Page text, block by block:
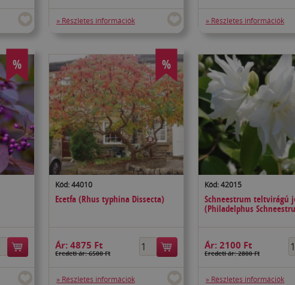
» Részletes információk » Részletes információk
% %
Kód: 44010
Ecetfa (Rhus typhina Dissecta)
Ár: 4875 Ft
Eredeti ár: 6500 Ft
» Részletes információk
Kód: 42015
Schneestrum teltvirágú
(Philadelphus
Ár: 2100 Ft
Eredeti ár: 2800 Ft
» Részletes információk